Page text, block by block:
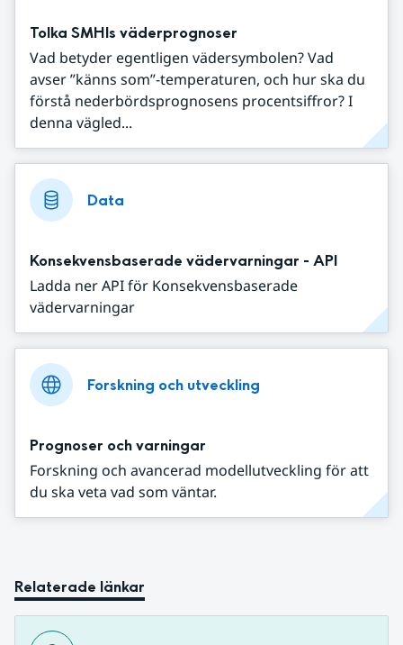
Tolka SMHIs väderprognoser
Vad betyder egentligen vädersymbolen? Vad
avser ”känns som”-temperaturen, och hur ska du
förstå nederbördsprognosens procentsiffror? I
denna vägled...
Data
Konsekvensbaserade vädervarningar - API
Ladda ner API för Konsekvensbaserade
vädervarningar
Forskning och utveckling
Prognoser och varningar
Forskning och avancerad modellutveckling för att
du ska veta vad som väntar.
Relaterade länkar